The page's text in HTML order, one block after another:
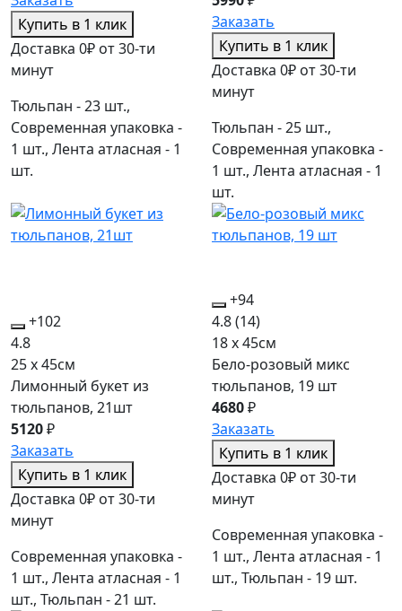
Купить в 1 клик
Доставка 0₽ от 30-ти
минут
Тюльпан - 23 шт.,
Современная упаковка -
1 шт., Лента атласная - 1
шт.
Заказать
Купить в 1 клик
Доставка 0₽ от 30-ти
минут
Тюльпан - 25 шт.,
Современная упаковка -
1 шт., Лента атласная - 1
шт.
+102
4.8
25 x 45см
Лимонный букет из
тюльпанов, 21шт
5120₽
Заказать
Купить в 1 клик
Доставка 0₽ от 30-ти
минут
Современная упаковка -
1 шт., Лента атласная - 1
шт., Тюльпан - 21 шт.
+94
4.8(14)
18 x 45см
Бело-розовый микс
тюльпанов, 19 шт
4680₽
Заказать
Купить в 1 клик
Доставка 0₽ от 30-ти
минут
Современная упаковка -
1 шт., Лента атласная - 1
шт., Тюльпан - 19 шт.